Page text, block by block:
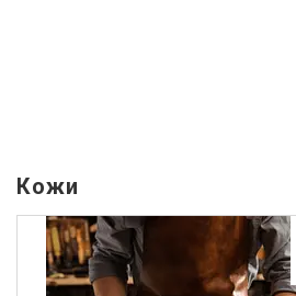
Кожи